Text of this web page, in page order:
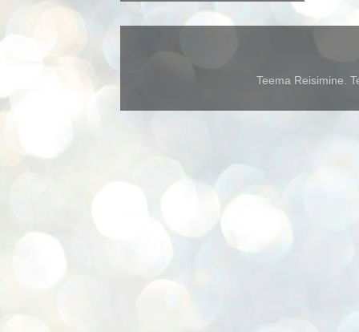
Teema Reisimine.